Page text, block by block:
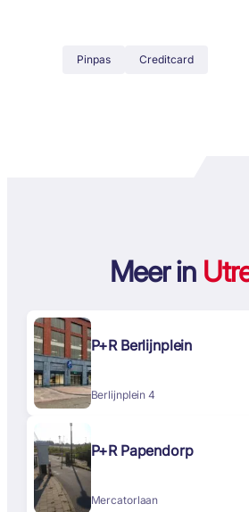
Pinpas Creditcard
Meer in
P+R Berlijnplein
Berlijnplein 4
P+R Papendorp
Mercatorlaan